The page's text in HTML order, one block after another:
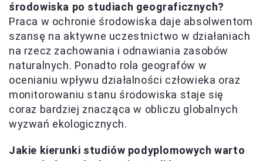
środowiska po studiach geograficznych?
Praca w ochronie środowiska daje absolwentom
szansę na aktywne uczestnictwo w działaniach
na rzecz zachowania i odnawiania zasobów
naturalnych. Ponadto rola geografów w
ocenianiu wpływu działalności człowieka oraz
monitorowaniu stanu środowiska staje się
coraz bardziej znacząca w obliczu globalnych
wyzwań ekologicznych.
Jakie kierunki studiów podyplomowych warto